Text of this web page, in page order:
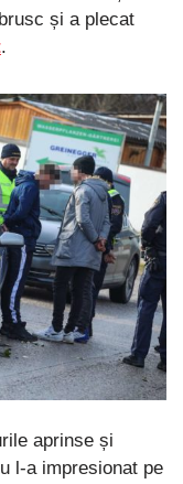
și a plecat
.
aprinse și
l-a impresionat pe